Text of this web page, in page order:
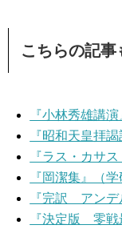
こちらの記事
『小林秀雄講
『昭和天皇拝
『ラス・カサ
『岡潔集』（学
『完訳 アンデ
『決定版 零戦